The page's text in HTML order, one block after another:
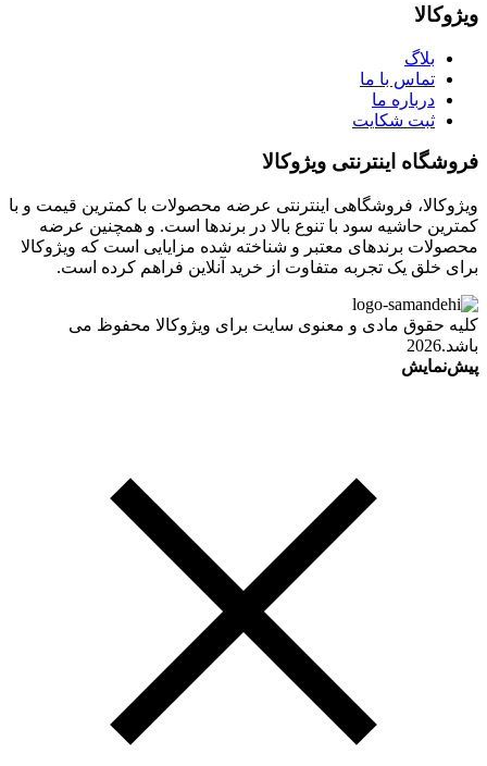
ویژوکالا
بلاگ
تماس با ما
درباره ما
ثبت شکایت
فروشگاه اینترنتی ویژوکالا
ویژوکالا، فروشگاهی اینترنتی عرضه محصولات با کمترین قیمت و با
کمترین حاشیه سود با تنوع بالا در برندها است. و همچنین عرضه
محصولات برندهای معتبر و شناخته شده مزایایی است که ویژوکالا
برای خلق یک تجربه متفاوت از خرید آنلاین فراهم کرده است.
کلیه حقوق مادی و معنوی سایت برای ویژوکالا محفوظ می
باشد.2026
پیش‌نمایش